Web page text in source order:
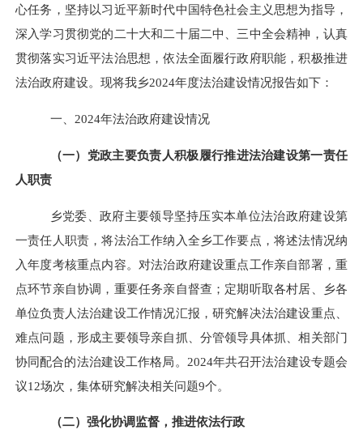
心任务 ，坚持以习近平新时代中国特色社会主义思想为指导，
深入学习贯彻党的二十大和二十届二中、三中全会精神，认真
贯彻落实习近平法治思想，依法全面履行政府职能，积极推进
法治政府建设。现将我乡2024年度法治建设情况报告如下：
一、 2024年法治政府建设情况
（一）党政主要负责人积极履行推进法治建设第一责任
人职责
乡党委、 政府主要领导坚持压实本单位法治政府建设第
一责任人职责，将法治工作纳入全乡工作要点，将述法情况纳
入年度考核重点内容。对法治政府建设重点工作亲自部署，重
点环节亲自协调，重要任务亲自督查；定期听取各村居、乡各
单位负责人法治建设工作情况汇报，研究解决法治建设重点、
难点问题，形成主要领导亲自抓、分管领导具体抓、相关部门
协同配合的法治建设工作格局。 2024年共召开法治建设专题会
议12场次，集体研究解决相关问题9个。
（二）强化协调监督，推进依法行政